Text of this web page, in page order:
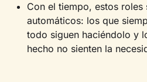
Con el tiempo, estos roles
automáticos: los que
todo siguen haciéndolo y
hecho no sienten la